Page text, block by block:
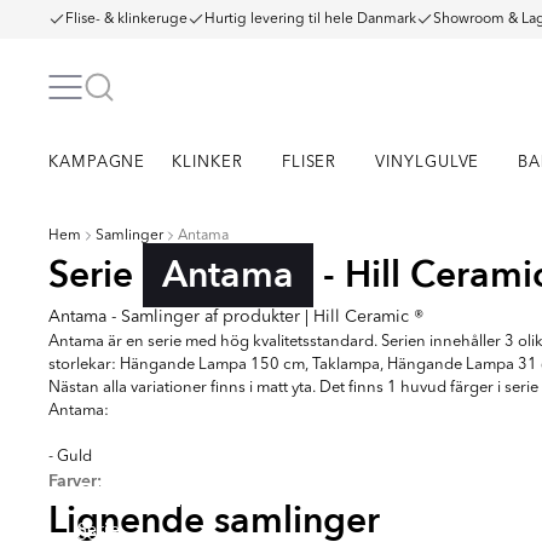
Flise- & klinkeruge Hurtig levering til hele Danmark Showroom &
KAMPAGNE KLINKER FLISER VINYLGULVE
Hem Samlinger Antama
Serie Antama - Hill
Antama - Samlinger af produkter | Hill Ceramic ®
Antama är en serie med hög kvalitetsstandard. Serien innehåller 3
storlekar: Hängande Lampa 150 cm, Taklampa, Hängande Lampa 31
Nästan alla variationer finns i matt yta. Det finns 1 huvud färger i serie
Antama:
- Guld
Farver:
Lignende samlinger
RENOLIA
Serie
FARNEL
Serie